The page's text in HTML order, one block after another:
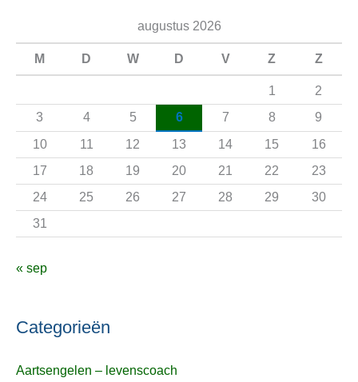
a
r
:
augustus 2026
M D W D V Z Z
1
2
3
4 5 6 7 8
9
10
11 12 13 14 15
16
17
18 19 20 21 22
23
24
25 26 27 28 29
30
31
« sep
Categorieën
Aartsengelen – levenscoach